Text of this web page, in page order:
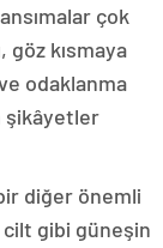
çok
kısmaya
odaklanma
şikâyetler
diğer önemli
cilt gibi güneşin